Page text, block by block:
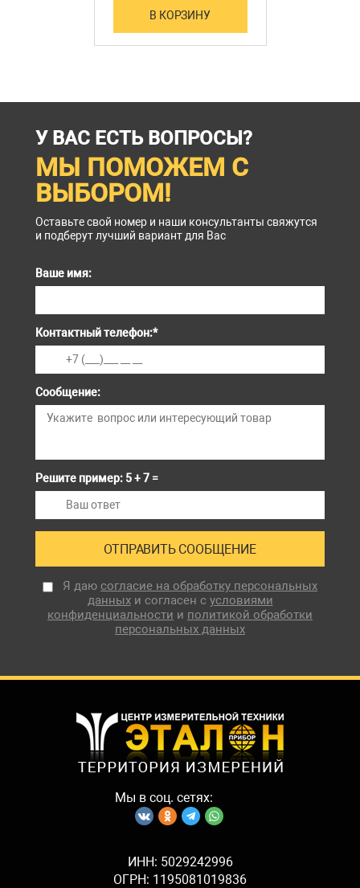
В КОРЗИНУ
У ВАС ЕСТЬ ВОПРОСЫ?
МЫ ПОМОЖЕМ С
ВЫБОРОМ!
Оставьте свой номер и наши консультанты свяжутся
и подберут лучший вариант для Вас
Ваше имя:
Контактный телефон:*
Сообщение:
Решите пример: 5 + 7 =
Я даю согласие на обработку персональных
данныхи согласен с условиями
конфиденциальности и политикой обработки
персональных данных
Мы в соц. сетях:
ИНН: 5029242996
ОГРН: 1195081019836